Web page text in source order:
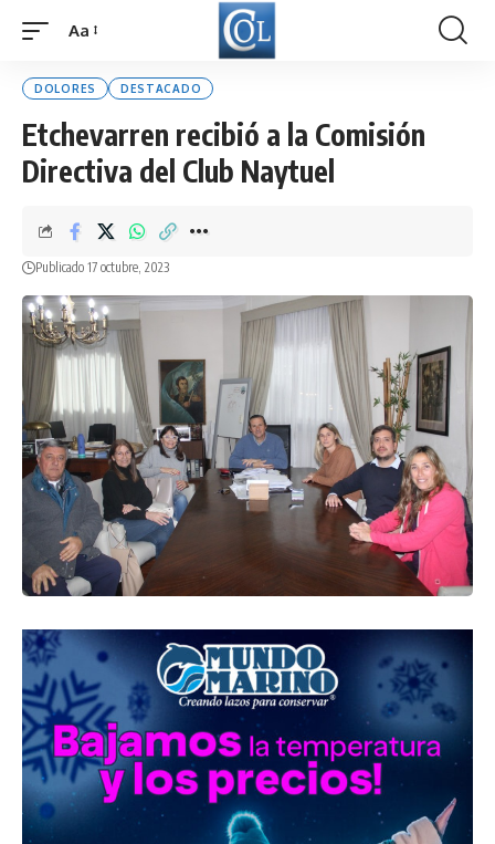
Font
Aa
DOLORES DESTACADO
Etchevarren recibió a la Comisión
Directiva del Club Naytuel
Publicado 17 octubre, 2023